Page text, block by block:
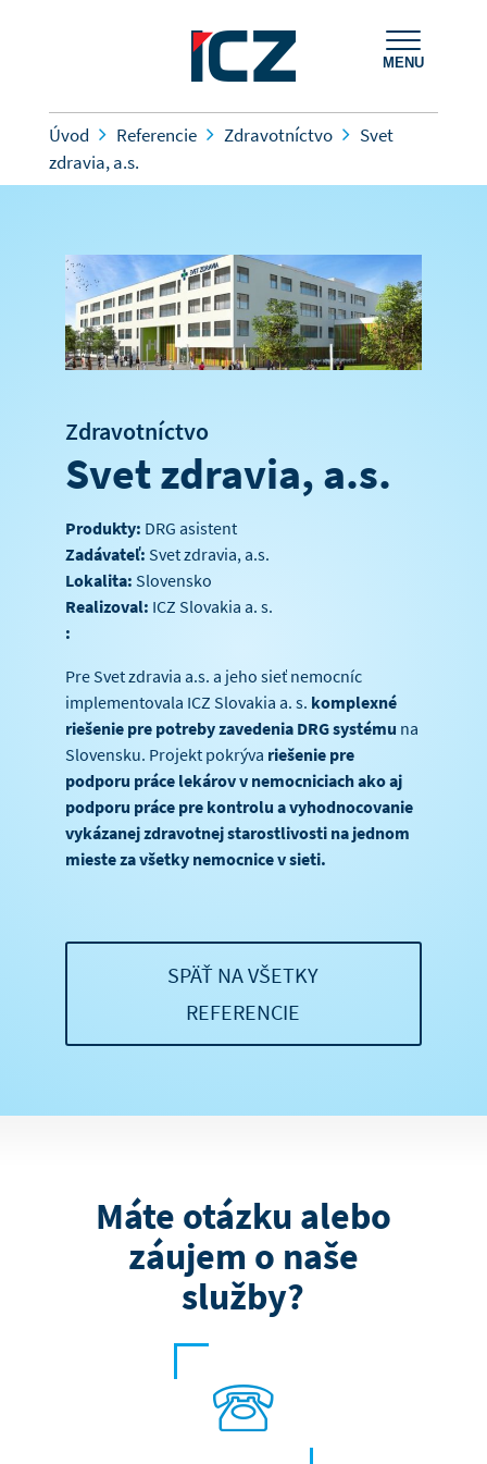
MENU
Úvod Referencie Zdravotníctvo
Svet
zdravia, a.s.
Zdravotníctvo
Svet zdravia, a.s.
Produkty: DRG asistent
Zadávateľ: Svet zdravia, a.s.
Lokalita: Slovensko
Realizoval: ICZ Slovakia a. s.
:
Pre Svet zdravia a.s. a jeho sieť nemocníc
implementovala ICZ Slovakia a. s. komplexné
riešenie pre potreby zavedenia DRG systému na
Slovensku. Projekt pokrýva riešenie pre
podporu práce lekárov v nemocniciach ako aj
podporu práce pre kontrolu a vyhodnocovanie
vykázanej zdravotnej starostlivosti na jednom
mieste za všetky nemocnice v sieti.
SPÄŤ NA VŠETKY
REFERENCIE
Máte otázku alebo
záujem o naše
služby?